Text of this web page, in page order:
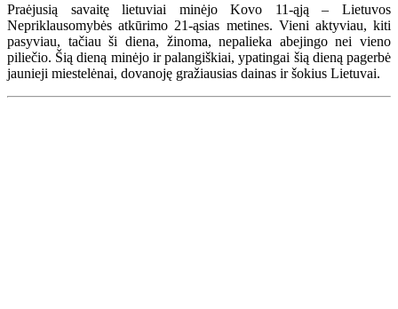
Praėjusią savaitę lietuviai minėjo Kovo 11-ąją – Lietuvos
Nepriklausomybės atkūrimo 21-ąsias metines. Vieni aktyviau, kiti
pasyviau, tačiau ši diena, žinoma, nepalieka abejingo nei vieno
piliečio. Šią dieną minėjo ir palangiškiai, ypatingai šią dieną pagerbė
jaunieji miestelėnai, dovanoję gražiausias dainas ir šokius Lietuvai.